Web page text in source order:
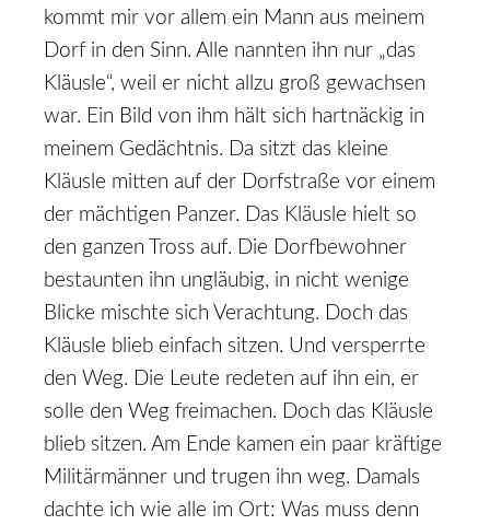
kommt mir vor allem ein Mann aus meinem
Dorf in den Sinn. Alle nannten ihn nur „das
Kläusle“, weil er nicht allzu groß gewachsen
war. Ein Bild von ihm hält sich hartnäckig in
meinem Gedächtnis. Da sitzt das kleine
Kläusle mitten auf der Dorfstraße vor einem
der mächtigen Panzer. Das Kläusle hielt so
den ganzen Tross auf. Die Dorfbewohner
bestaunten ihn ungläubig, in nicht wenige
Blicke mischte sich Verachtung. Doch das
Kläusle blieb einfach sitzen. Und versperrte
den Weg. Die Leute redeten auf ihn ein, er
solle den Weg freimachen. Doch das Kläusle
blieb sitzen. Am Ende kamen ein paar kräftige
Militärmänner und trugen ihn weg. Damals
dachte ich wie alle im Ort: Was muss denn